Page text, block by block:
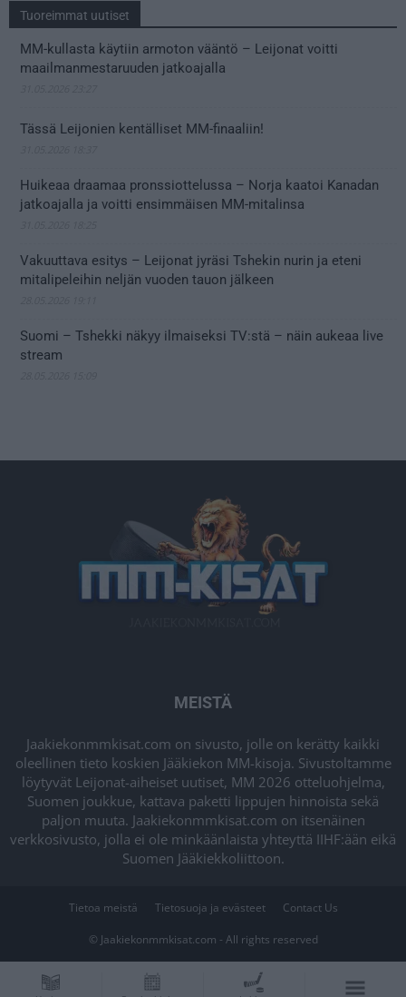
Tuoreimmat uutiset
MM-kullasta käytiin armoton vääntö – Leijonat voitti
maailmanmestaruuden jatkoajalla
Tässä Leijonien kentälliset MM-finaaliin!
Huikeaa draamaa pronssiottelussa – Norja kaatoi Kanadan
jatkoajalla ja voitti ensimmäisen MM-mitalinsa
Vakuuttava esitys – Leijonat jyräsi Tshekin nurin ja eteni
mitalipeleihin neljän vuoden tauon jälkeen
Suomi – Tshekki näkyy ilmaiseksi TV:stä – näin aukeaa live
stream
MEISTÄ
Jaakiekonmmkisat.com on sivusto, jolle on kerätty kaikki
oleellinen tieto koskien Jääkiekon MM-kisoja. Sivustoltamme
löytyvät Leijonat-aiheiset uutiset, MM 2026 otteluohjelma,
Suomen joukkue, kattava paketti lippujen hinnoista sekä
paljon muuta. Jaakiekonmmkisat.com on itsenäinen
verkkosivusto, jolla ei ole minkäänlaista yhteyttä IIHF:ään eikä
Suomen Jääkiekkoliittoon.
Tietoa meistä Tietosuoja ja evästeet Contact Us
© Jaakiekonmmkisat.com - All rights reserved